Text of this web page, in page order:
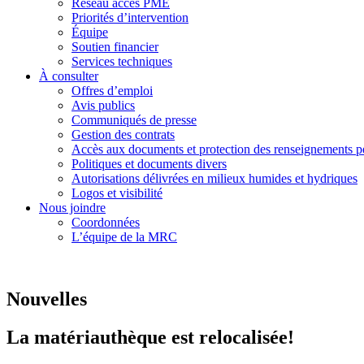
Réseau accès PME
Priorités d’intervention
Équipe
Soutien financier
Services techniques
À consulter
Offres d’emploi
Avis publics
Communiqués de presse
Gestion des contrats
Accès aux documents et protection des renseignements
Politiques et documents divers
Autorisations délivrées en milieux humides et hydriques
Logos et visibilité
Nous joindre
Coordonnées
L’équipe de la MRC
Nouvelles
La matériauthèque est relocalisée!